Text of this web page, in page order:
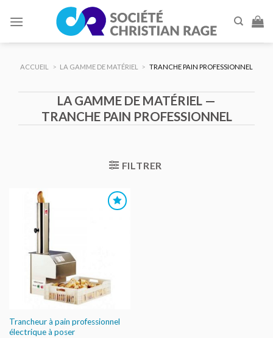
ACCUEIL > LA GAMME DE MATÉRIEL > TRANCHE PAIN PROFESSIONNEL
LA GAMME DE MATÉRIEL —
TRANCHE PAIN PROFESSIONNEL
FILTRER
Trancheur à pain professionnel
électrique à poser